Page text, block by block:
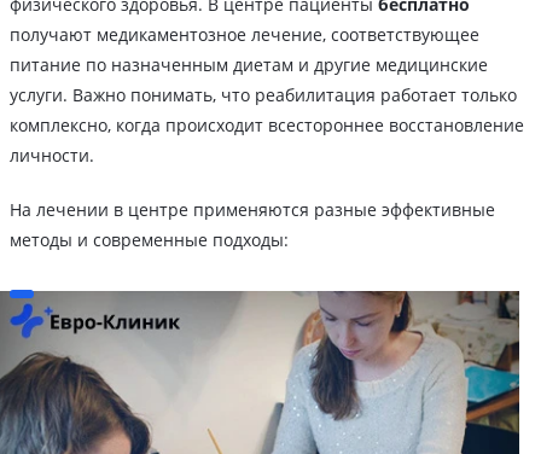
физического здоровья. В центре пациенты бесплатно
получают медикаментозное лечение, соответствующее
питание по назначенным диетам и другие медицинские
услуги. Важно понимать, что реабилитация работает только
комплексно, когда происходит всестороннее восстановление
личности.
На лечении в центре применяются разные эффективные
методы и современные подходы: